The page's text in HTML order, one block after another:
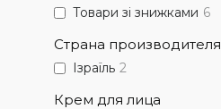
Товари зі знижками 6
Страна производителя
Ізраїль 2
Крем для лица